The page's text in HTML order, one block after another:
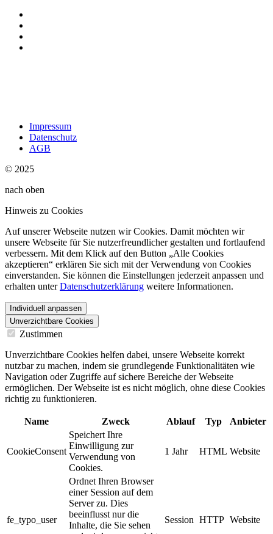
Impressum
Datenschutz
AGB
© 2025
nach oben
Hinweis zu Cookies
Auf unserer Webseite nutzen wir Cookies. Damit möchten wir
unsere Webseite für Sie nutzerfreundlicher gestalten und fortlaufend
verbessern. Mit dem Klick auf den Button „Alle Cookies
akzeptieren“ erklären Sie sich mit der Verwendung von Cookies
einverstanden. Sie können die Einstellungen jederzeit anpassen und
erhalten unterDatenschutzerklärung weitere Informationen.
Individuell anpassen
Unverzichtbare Cookies
Zustimmen
Unverzichtbare Cookies helfen dabei, unsere Webseite korrekt
nutzbar zu machen, indem sie grundlegende Funktionalitäten wie
Navigation oder Zugriffe auf sichere Bereiche der Webseite
ermöglichen. Der Webseite ist es nicht möglich, ohne diese Cookies
richtig zu funktionieren.
Name Zweck Ablauf Typ Anbieter
CookieConsent
Speichert Ihre
Einwilligung zur
Verwendung von
Cookies.
1 Jahr HTML Website
fe_typo_user
Ordnet Ihren Browser
einer Session auf dem
Server zu. Dies
beeinflusst nur die
Inhalte, die Sie sehen
Session HTTP Website